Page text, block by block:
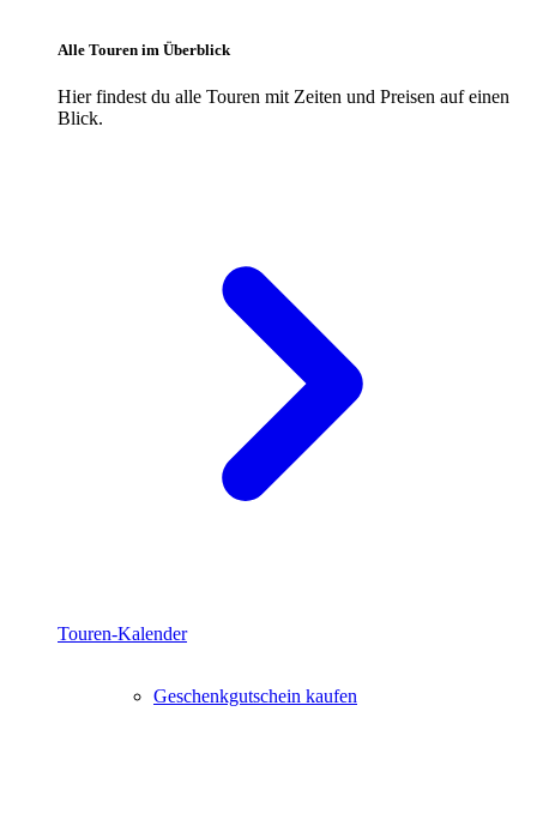
Alle Touren im Überblick
Hier findest du alle Touren mit Zeiten und Preisen auf einen
Blick.
Touren-Kalender
Geschenkgutschein kaufen